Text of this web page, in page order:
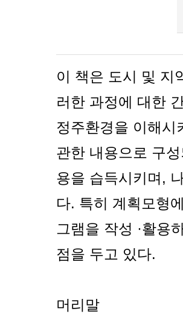
이 책은 도시 및 지
러한 과정에 대한
정주환경을 이해
관한 내용으로 구
용을 습득시키며,
다. 특히 계획모형
그램을 작성 ·활용
점을 두고 있다.
머리말